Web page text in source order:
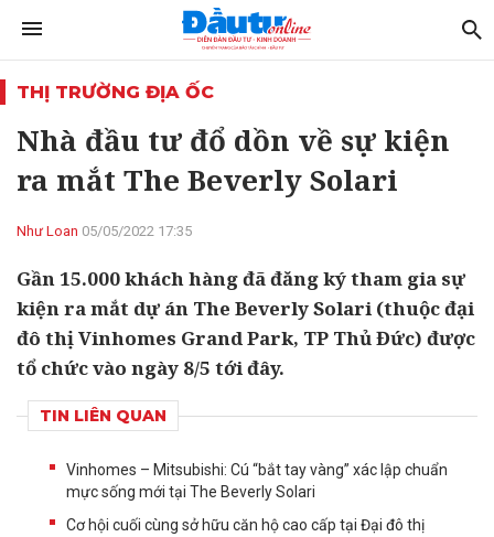
THỊ TRƯỜNG ĐỊA ỐC
Nhà đầu tư đổ dồn về sự kiện
ra mắt The Beverly Solari
Như Loan 05/05/2022 17:35
Gần 15.000 khách hàng đã đăng ký tham gia sự
kiện ra mắt dự án The Beverly Solari (thuộc đại
đô thị Vinhomes Grand Park, TP Thủ Đức) được
tổ chức vào ngày 8/5 tới đây.
TIN LIÊN QUAN
Vinhomes – Mitsubishi: Cú “bắt tay vàng” xác lập chuẩn
mực sống mới tại The Beverly Solari
Cơ hội cuối cùng sở hữu căn hộ cao cấp tại Đại đô thị